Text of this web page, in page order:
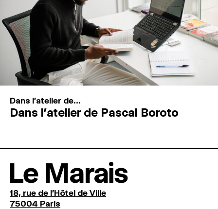
Dans l'atelier de...
Dans l’atelier de Pascal Boroto
Le Marais
18, rue de l'Hôtel de Ville
75004 Paris